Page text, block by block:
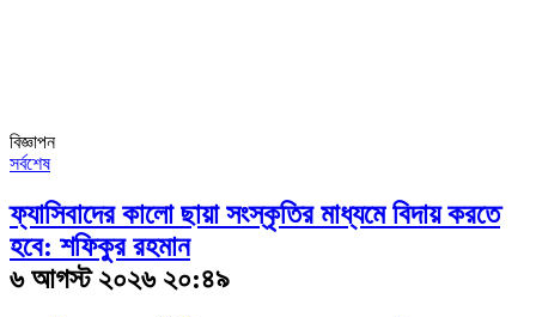
বিজ্ঞাপন
সর্বশেষ
ফ্যাসিবাদের কালো ছায়া সংস্কৃতির মাধ্যমে বিদায় করতে
হবে: শফিকুর রহমান
৬ আগস্ট ২০২৬ ২০:৪৯